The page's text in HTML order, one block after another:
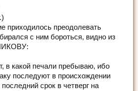
приходилось преодолевать
с ним бороться, видно из
в какой печали пребываю, ибо
последуют в происхождении
срок в четверг на